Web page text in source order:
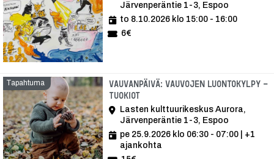
Järvenperäntie 1-3, Espoo
to 8.10.2026 klo 15:00 - 16:00
6€
Tapahtuma
Vauvanpäivä: Vauvojen luontokylpy -
tuokiot
Lasten kulttuurikeskus Aurora,
Järvenperäntie 1-3, Espoo
pe 25.9.2026 klo 06:30 - 07:00 | +1
ajankohta